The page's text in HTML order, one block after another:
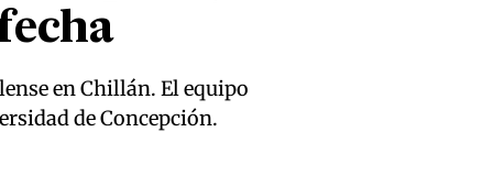
en Chillán. El equipo
de Concepción.